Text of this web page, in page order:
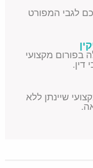
לגבי המפורט
בפורום מקצועי
דין.
שיינתן ללא